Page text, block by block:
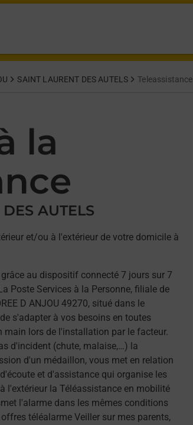
SAINT LAURENT DES AUTELS Teleassistance
la
AUTELS
et/ou à l'extérieur de votre domicile à
au dispositif connecté 7 jours sur 7
Poste Services à la Personne, filiale de
D ANJOU 49270, situé dans le
s'adapter à vos besoins en toutes
main lors de l'installation par le facteur.
d'incident (chute, malaise,…) la
d'un médaillon, vous met en relation
et d'assistance qui organise les
l'extérieur la Téléassistance en mobilité
l'alarme dans les mêmes conditions
téléalarme Veiller sur mes parents,